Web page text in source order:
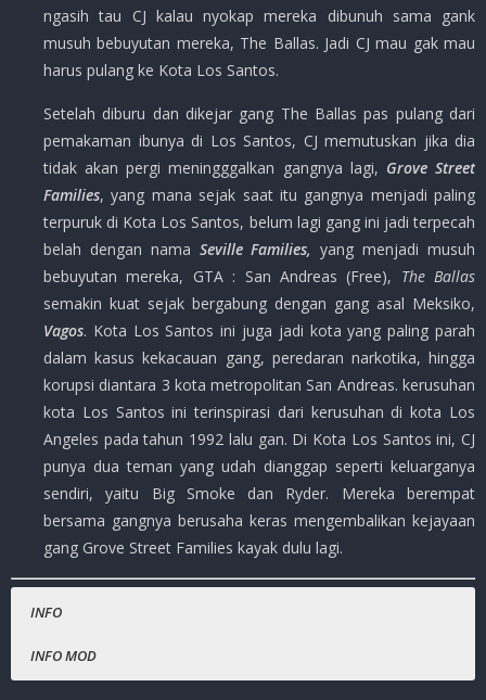
ngasih tau CJ kalau nyokap mereka dibunuh sama gank
musuh bebuyutan mereka, The Ballas. Jadi CJ mau gak mau
harus pulang ke Kota Los Santos.
Setelah diburu dan dikejar gang The Ballas pas pulang dari
pemakaman ibunya di Los Santos, CJ memutuskan jika dia
tidak akan pergi meningggalkan gangnya lagi, Grove Street
Families, yang mana sejak saat itu gangnya menjadi paling
terpuruk di Kota Los Santos, belum lagi gang ini jadi terpecah
belah dengan nama Seville Families, yang menjadi musuh
bebuyutan mereka, GTA : San Andreas (Free), The Ballas
semakin kuat sejak bergabung dengan gang asal Meksiko,
Vagos. Kota Los Santos ini juga jadi kota yang paling parah
dalam kasus kekacauan gang, peredaran narkotika, hingga
korupsi diantara 3 kota metropolitan San Andreas. kerusuhan
kota Los Santos ini terinspirasi dari kerusuhan di kota Los
Angeles pada tahun 1992 lalu gan. Di Kota Los Santos ini, CJ
punya dua teman yang udah dianggap seperti keluarganya
sendiri, yaitu Big Smoke dan Ryder. Mereka berempat
bersama gangnya berusaha keras mengembalikan kejayaan
gang Grove Street Families kayak dulu lagi.
INFO
INFO MOD